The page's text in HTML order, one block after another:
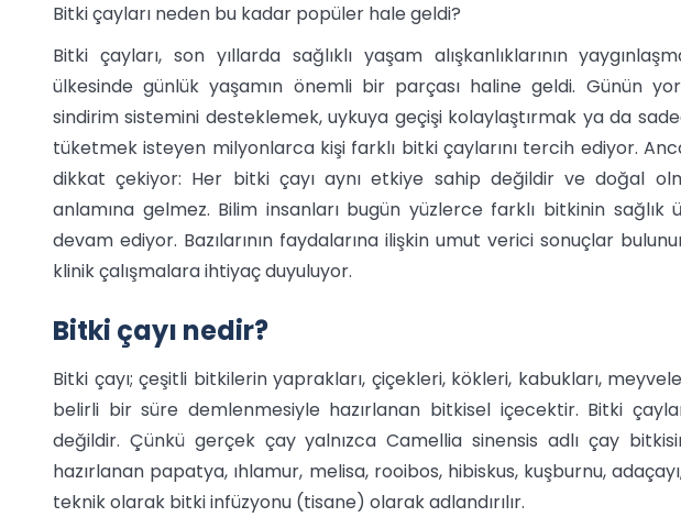
Bitki çayları neden bu kadar popüler hale geldi?
Bitki çayları, son yıllarda sağlıklı yaşam alışkanlıklarının
ülkesinde günlük yaşamın önemli bir parçası haline geldi. Günün
sindirim sistemini desteklemek, uykuya geçişi kolaylaştırmak ya da
tüketmek isteyen milyonlarca kişi farklı bitki çaylarını tercih ediyor.
dikkat çekiyor: Her bitki çayı aynı etkiye sahip değildir ve doğal
anlamına gelmez. Bilim insanları bugün yüzlerce farklı bitkinin sağlık
devam ediyor. Bazılarının faydalarına ilişkin umut verici sonuçlar
klinik çalışmalara ihtiyaç duyuluyor.
Bitki çayı nedir?
Bitki çayı; çeşitli bitkilerin yaprakları, çiçekleri, kökleri, kabukları,
belirli bir süre demlenmesiyle hazırlanan bitkisel içecektir. Bitki
değildir. Çünkü gerçek çay yalnızca Camellia sinensis adlı çay
hazırlanan papatya, ıhlamur, melisa, rooibos, hibiskus, kuşburnu,
teknik olarak bitki infüzyonu (tisane) olarak adlandırılır.